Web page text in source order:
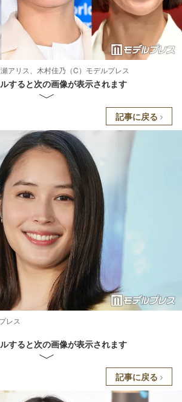
アリス、木村佳乃（C）モデルプレス
すると次の画像が表示されます
記事に戻る
レス
すると次の画像が表示されます
記事に戻る